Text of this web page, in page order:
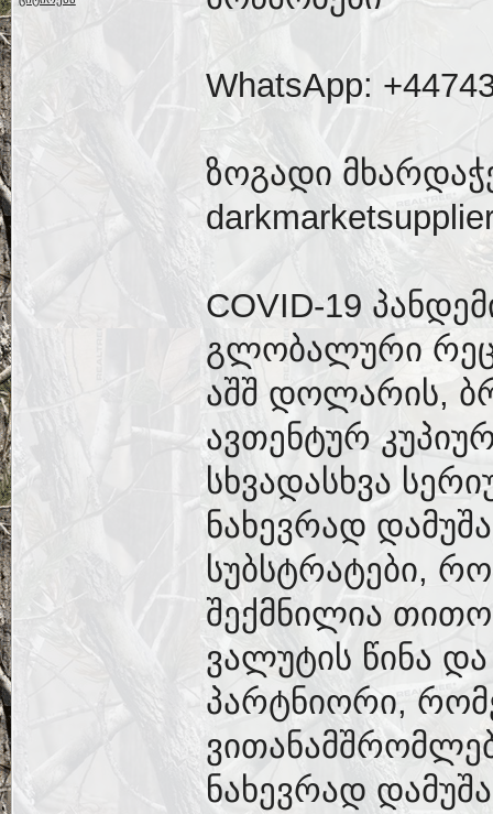
WhatsApp:
ზოგადი
COVID-19
გლობალური
აშშ დოლარის,
ავთენტურ
სხვადასხვა
ნახევრად
სუბსტრატები,
შექმნილია
ვალუტის წინა და
პარტნიორი,
ნახევრად